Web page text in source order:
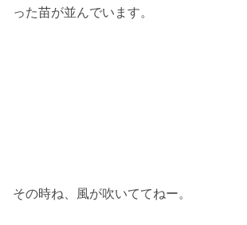
った苗が並んでいます。
その時ね、風が吹いててねー。